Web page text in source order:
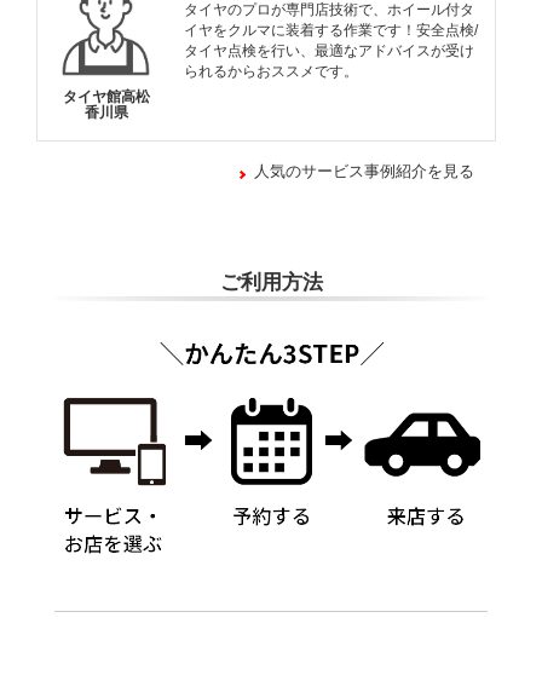
タイヤ館高松
香川県
タイヤのプロが専門店技術で、ホイール付タ
イヤをクルマに装着する作業です！安全点検/
タイヤ点検を行い、最適なアドバイスが受け
られるからおススメです。
人気のサービス事例紹介を見る
ご利用方法